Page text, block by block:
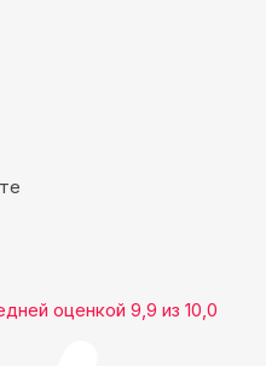
оценкой 9,9 из 10,0